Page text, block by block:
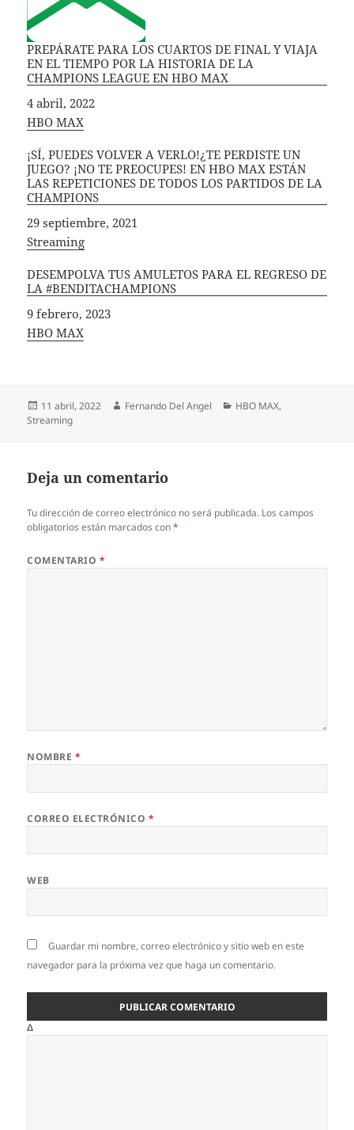
PREPÁRATE PARA LOS CUARTOS DE FINAL Y VIAJA
EN EL TIEMPO POR LA HISTORIA DE LA
CHAMPIONS LEAGUE EN HBO MAX
Fecha
4 abril, 2022
In relation to
HBO MAX
¡SÍ, PUEDES VOLVER A VERLO!¿TE PERDISTE UN
JUEGO? ¡NO TE PREOCUPES! EN HBO MAX ESTÁN
LAS REPETICIONES DE TODOS LOS PARTIDOS DE LA
CHAMPIONS
Fecha
29 septiembre, 2021
In relation to
Streaming
DESEMPOLVA TUS AMULETOS PARA EL REGRESO DE
LA #BENDITACHAMPIONS
Fecha
9 febrero, 2023
In relation to
HBO MAX
Publicado
el
11 abril, 2022 Autor
Fernando Del Angel Categorías
HBO MAX,
Streaming
Deja un comentario
Tu dirección de correo electrónico no será publicada. Los campos
obligatorios están marcados con*
COMENTARIO *
NOMBRE *
CORREO ELECTRÓNICO *
WEB
Guardar mi nombre, correo electrónico y sitio web en este
navegador para la próxima vez que haga un comentario.
Δ